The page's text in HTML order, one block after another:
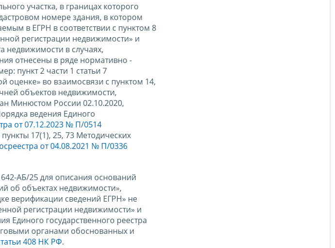
участка, в границах которого
номере здания, в котором
в ЕГРН в соответствии с пунктом 8
регистрации недвижимости» и
недвижимости в случаях,
отнесены в ряде нормативно -
пункт 2 части 1 статьи 7
оценке» во взаимосвязи с пунктом 14,
объектов недвижимости,
Минюстом России 02.10.2020,
ведения Единого
от 07.12.2023 № П/0514
17(1), 25, 73 Методических
от 04.08.2021 № П/0336
АБ/25 для описания оснований
об объектах недвижимости»,
верификации сведений ЕГРН» не
регистрации недвижимости» и
Единого государственного реестра
органами обоснованных и
408 НК РФ.